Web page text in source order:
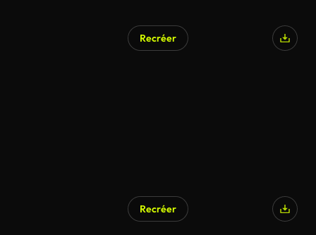
Recréer
Recréer